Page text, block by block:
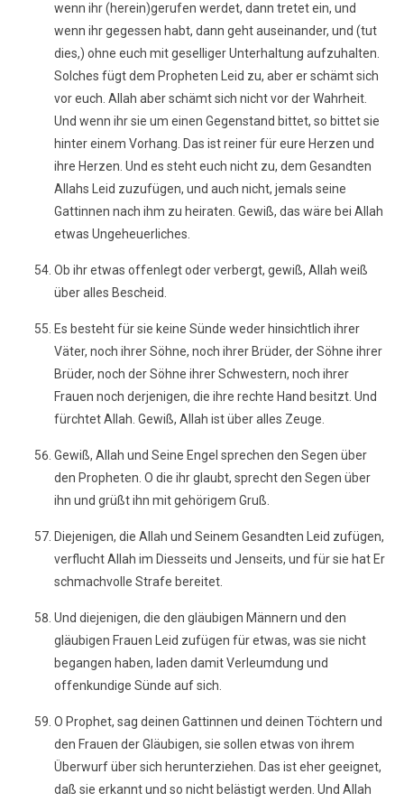
wenn ihr (herein)gerufen werdet, dann tretet ein, und
wenn ihr gegessen habt, dann geht auseinander, und (tut
dies,) ohne euch mit geselliger Unterhaltung aufzuhalten.
Solches fügt dem Propheten Leid zu, aber er schämt sich
vor euch. Allah aber schämt sich nicht vor der Wahrheit.
Und wenn ihr sie um einen Gegenstand bittet, so bittet sie
hinter einem Vorhang. Das ist reiner für eure Herzen und
ihre Herzen. Und es steht euch nicht zu, dem Gesandten
Allahs Leid zuzufügen, und auch nicht, jemals seine
Gattinnen nach ihm zu heiraten. Gewiß, das wäre bei Allah
etwas Ungeheuerliches.
Ob ihr etwas offenlegt oder verbergt, gewiß, Allah weiß
über alles Bescheid.
Es besteht für sie keine Sünde weder hinsichtlich ihrer
Väter, noch ihrer Söhne, noch ihrer Brüder, der Söhne ihrer
Brüder, noch der Söhne ihrer Schwestern, noch ihrer
Frauen noch derjenigen, die ihre rechte Hand besitzt. Und
fürchtet Allah. Gewiß, Allah ist über alles Zeuge.
Gewiß, Allah und Seine Engel sprechen den Segen über
den Propheten. O die ihr glaubt, sprecht den Segen über
ihn und grüßt ihn mit gehörigem Gruß.
Diejenigen, die Allah und Seinem Gesandten Leid zufügen,
verflucht Allah im Diesseits und Jenseits, und für sie hat Er
schmachvolle Strafe bereitet.
Und diejenigen, die den gläubigen Männern und den
gläubigen Frauen Leid zufügen für etwas, was sie nicht
begangen haben, laden damit Verleumdung und
offenkundige Sünde auf sich.
O Prophet, sag deinen Gattinnen und deinen Töchtern und
den Frauen der Gläubigen, sie sollen etwas von ihrem
Überwurf über sich herunterziehen. Das ist eher geeignet,
daß sie erkannt und so nicht belästigt werden. Und Allah